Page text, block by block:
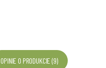
OPINIE O PRODUKCIE (9)